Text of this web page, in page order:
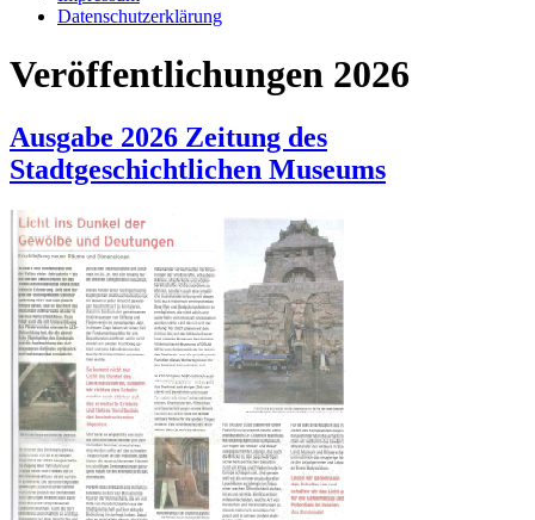
Datenschutzerklärung
Veröffentlichungen 2026
Ausgabe 2026 Zeitung des
Stadtgeschichtlichen Museums